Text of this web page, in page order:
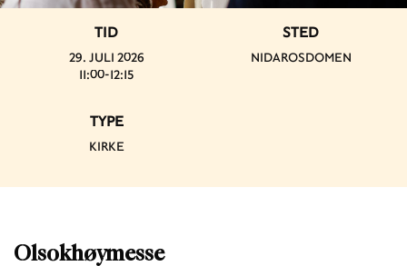
Olsokhøymesse
TID
29. JULI 2026
11:00-12:15
STED
NIDAROSDOMEN
TYPE
KIRKE